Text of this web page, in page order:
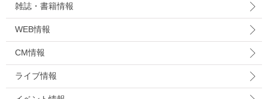
雑誌・書籍情報
WEB情報
CM情報
ライブ情報